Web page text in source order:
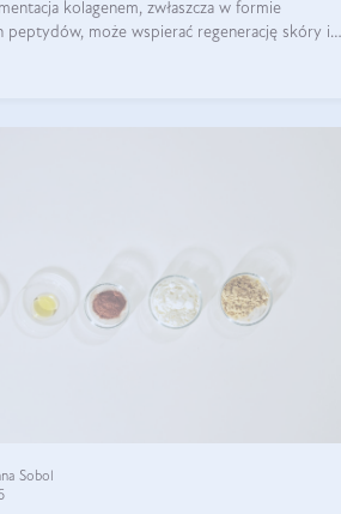
kolagenem, zwłaszcza w formie
peptydów, może wspierać regenerację skóry i
Sobol